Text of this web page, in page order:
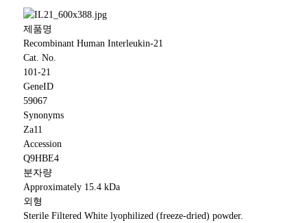
제품명
Recombinant Human Interleukin-21
Cat. No.
101-21
GeneID
59067
Synonyms
Za11
Accession
Q9HBE4
분자량
Approximately 15.4 kDa
외형
Sterile Filtered White lyophilized (freeze-dried) powder.